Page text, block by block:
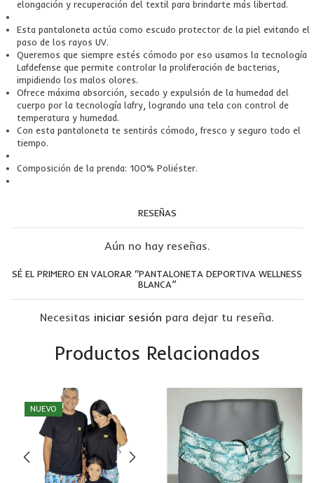
elongación y recuperación del textil para brindarte más libertad.
Esta pantaloneta actúa como escudo protector de la piel evitando el
paso de los rayos UV.
Queremos que siempre estés cómodo por eso usamos la tecnología
Lafdefense que permite controlar la proliferación de bacterias,
impidiendo los malos olores.
Ofrece máxima absorción, secado y expulsión de la humedad del
cuerpo por la tecnología lafry, logrando una tela con control de
temperatura y humedad.
Con esta pantaloneta te sentirás cómodo, fresco y seguro todo el
tiempo.
Composición de la prenda: 100% Poliéster.
RESEÑAS
Aún no hay reseñas.
SÉ EL PRIMERO EN VALORAR “PANTALONETA DEPORTIVA WELLNESS
BLANCA”
Necesitas iniciar sesión para dejar tu reseña.
Productos Relacionados
NUEVO